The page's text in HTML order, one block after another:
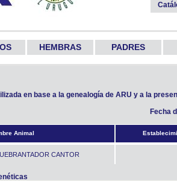
HEMBRAS PADRES
en base a la genealogía de ARU y a la
Fecha
Animal
CANTOR